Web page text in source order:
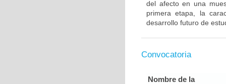
del afecto en una
primera etapa, la
desarrollo futuro de
Convocatoria
Nombre de la